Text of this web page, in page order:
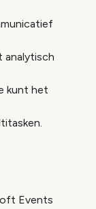
analytisch
kunt het
Events